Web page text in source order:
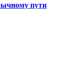
пути